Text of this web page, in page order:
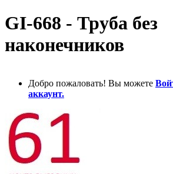
GI-668 - Труба без
наконечников
Добро пожаловать! Вы можете
аккаунт.